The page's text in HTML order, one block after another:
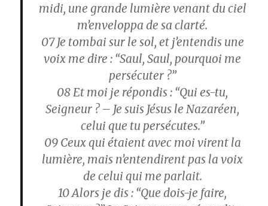
midi, une grande lumière venant du ciel
m’enveloppa de sa clarté.
07Je tombai sur le sol, et j’entendis une
voix me dire : “Saul, Saul, pourquoi me
persécuter ?”
08Et moi je répondis : “Qui es-tu,
Seigneur ? – Je suis Jésus le Nazaréen,
celui que tu persécutes.”
09Ceux qui étaient avec moi virent la
lumière, mais n’entendirent pas la voix
de celui qui me parlait.
10Alors je dis : “Que dois-je faire,